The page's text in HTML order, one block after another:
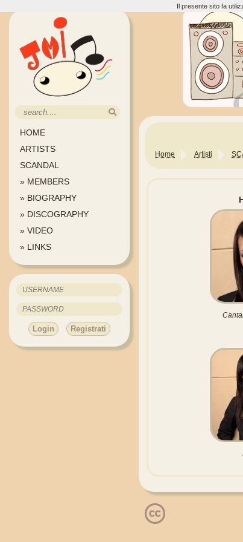
HOME
ARTISTS
SCANDAL
» MEMBERS
» BIOGRAPHY
» DISCOGRAPHY
» VIDEO
» LINKS
Login Registrati
Home Artisti
Il presente sito fa